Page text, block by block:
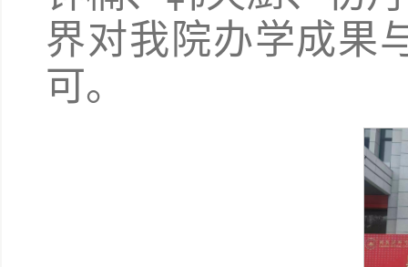
界对我院办学成果
可。